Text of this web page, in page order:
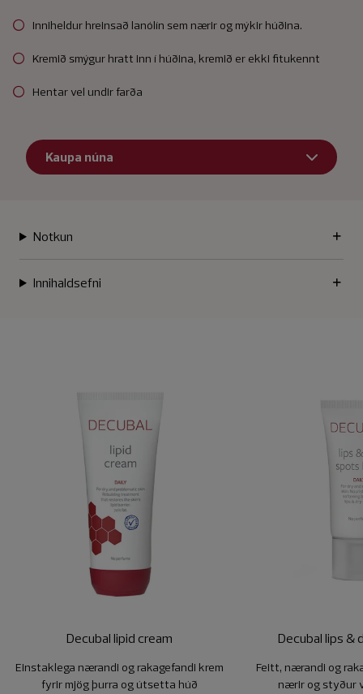
Inniheldur hreinsað lanólín sem nærir og mýkir húðina.
Kremið smýgur hratt inn í húðina, kremið er ekki fitukennt
Hentar vel undir farða
Kaupa núna
Notkun
Innihaldsefni
Decubal lipid cream
Einstaklega nærandi og rakagefandi krem
fyrir mjög þurra og útsetta húð
Decubal lips &
Feitt, nærandi og
nærir og styður